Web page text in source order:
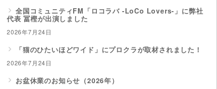
全国コミュニティFM「ロコラバ -LoCo Lovers-」に弊社
代表 冨樫が出演しました
2026年7月24日
「猫のひたいほどワイド」にプロクラが取材されました！
2026年7月24日
お盆休業のお知らせ（2026年）